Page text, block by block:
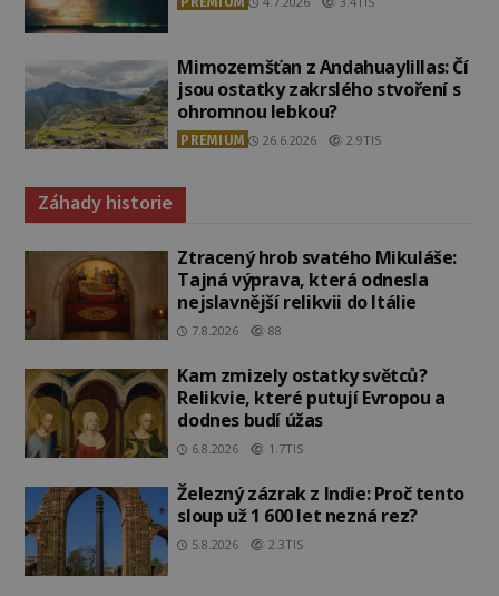
Mimozemšťan z Andahuaylillas: Čí
jsou ostatky zakrslého stvoření s
ohromnou lebkou?
PREMIUM 26.6.2026 2.9TIS
Záhady historie
Ztracený hrob svatého Mikuláše:
Tajná výprava, která odnesla
nejslavnější relikvii do Itálie
7.8.2026 88
Kam zmizely ostatky světců?
Relikvie, které putují Evropou a
dodnes budí úžas
6.8.2026 1.7TIS
Železný zázrak z Indie: Proč tento
sloup už 1 600 let nezná rez?
5.8.2026 2.3TIS